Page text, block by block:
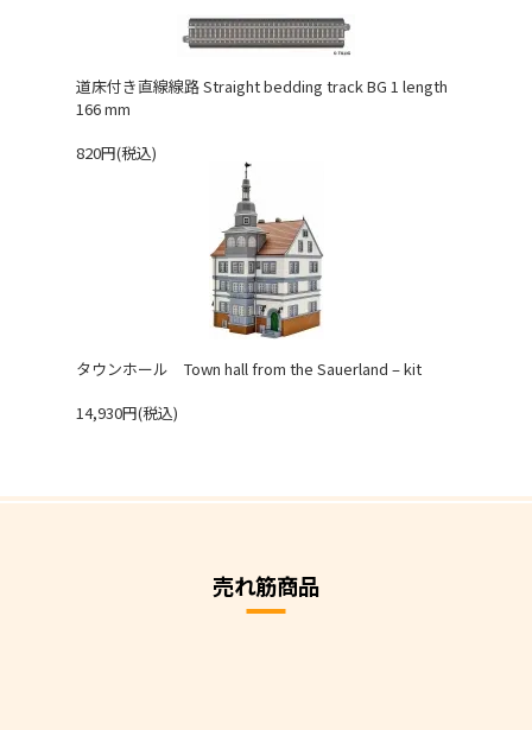
道床付き直線線路 Straight bedding track BG 1 length
166 mm
820円(税込)
タウンホール Town hall from the Sauerland – kit
14,930円(税込)
売れ筋商品